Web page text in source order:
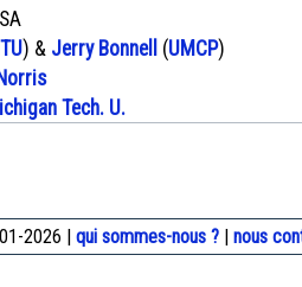
) & Jerry Bonnell (UMCP)
Tech. U.
2026 | qui sommes-nous ? | nous